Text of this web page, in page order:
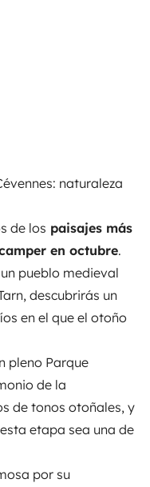
naturaleza
de los paisajes más
en octubre.
un pueblo medieval
descubrirás un
en el que el otoño
pleno Parque
de la
de tonos otoñales, y
etapa sea una de
por su